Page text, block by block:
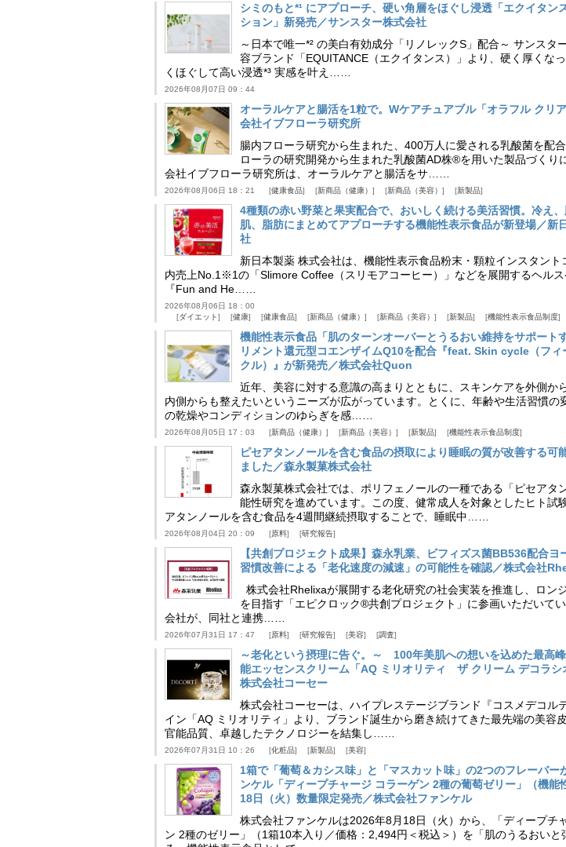
シミのもと*¹ にアプローチ、硬い角層をほぐし浸透「エクイタン
ション」新発売／サンスター株式会社
～日本で唯一*² の美白有効成分「リノレックS」配合～ サンスタ
容ブランド「EQUITANCE（エクイタンス）」より、硬く厚くな
くほぐして高い浸透*³ 実感を叶え……
2026年08月07日 09：44
オーラルケアと腸活を1粒で。Wケアチュアブル「オラフル クリ
会社イブフローラ研究所
腸内フローラ研究から生まれた、400万人に愛される乳酸菌を配
ローラの研究開発から生まれた乳酸菌AD株®を用いた製品づくり
会社イブフローラ研究所は、オーラルケアと腸活をサ……
2026年08月06日 18：21 健康食品 新商品（健康） 新商品（美容） 新製品
4種類の赤い野菜と果実配合で、おいしく続ける美活習慣。冷え、
肌、脂肪にまとめてアプローチする機能性表示食品が新登場／新
社
新日本製薬 株式会社は、機能性表示食品粉末・顆粒インスタント
内売上No.1※1の「Slimore Coffee（スリモアコーヒー）」などを展開するヘルス
『Fun and He……
2026年08月06日 18：00
ダイエット
健康 健康食品 新商品（健康） 新商品（美容） 新製品 機能性表示食品制度
機能性表示食品「肌のターンオーバーとうるおい維持をサポート
リメント還元型コエンザイムQ10を配合『feat. Skin cycle（フィ
クル）』が新発売／株式会社Quon
近年、美容に対する意識の高まりとともに、スキンケアを外側か
内側からも整えたいというニーズが広がっています。とくに、年齢や生活習慣の
の乾燥やコンディションのゆらぎを感……
2026年08月05日 17：03 新商品（健康） 新商品（美容） 新製品 機能性表示食品制度
ピセアタンノールを含む食品の摂取により睡眠の質が改善する可
ました／森永製菓株式会社
森永製菓株式会社では、ポリフェノールの一種である「ピセアタ
能性研究を進めています。この度、健常成人を対象としたヒト試
アタンノールを含む食品を4週間継続摂取することで、睡眠中……
2026年08月04日 20：09 原料 研究報告
【共創プロジェクト成果】森永乳業、ビフィズス菌BB536配合ヨ
習慣改善による「老化速度の減速」の可能性を確認／株式会社
株式会社Rhelixaが展開する老化研究の社会実装を推進し、ロン
を目指す「エピクロック®共創プロジェクト」に参画いただいて
会社が、同社と連携……
2026年07月31日 17：47 原料 研究報告 美容 調査
～老化という摂理に告ぐ。～ 100年美肌への想いを込めた最高
能エッセンスクリーム「AQ ミリオリティ ザ クリーム デコラシ
株式会社コーセー
株式会社コーセーは、ハイプレステージブランド『コスメデコル
イン「AQ ミリオリティ」より、ブランド誕生から磨き続けてきた最先端の美容
官能品質、卓越したテクノロジーを結集し……
2026年07月31日 10：26 化粧品 新製品 美容
1箱で「葡萄＆カシス味」と「マスカット味」の2つのフレーバー
ンケル「ディープチャージ コラーゲン 2種の葡萄ゼリー」（機能
18日（火）数量限定発売／株式会社ファンケル
株式会社ファンケルは2026年8月18日（火）から、「ディープチ
ン 2種のゼリー」（1箱10本入り／価格：2,494円＜税込＞）を「肌のうるおいと